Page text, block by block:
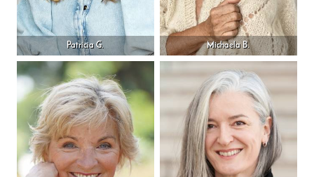
Patricia G. Michaela B.